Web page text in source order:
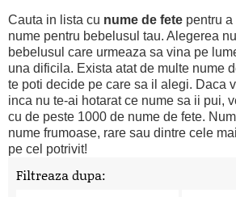
Cauta in lista cu nume de fete pentru
nume pentru bebelusul tau. Alegerea
bebelusul care urmeaza sa vina pe
una dificila. Exista atat de multe nume
te poti decide pe care sa il alegi. Daca
inca nu te-ai hotarat ce nume sa ii pui,
cu de peste 1000 de nume de fete.
nume frumoase, rare sau dintre cele
pe cel potrivit!
Filtreaza dupa: